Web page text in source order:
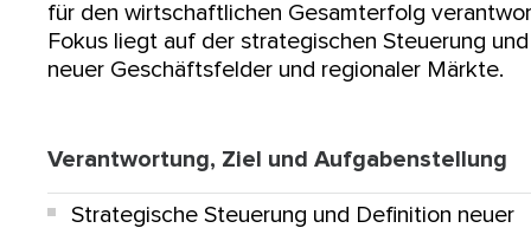
für den wirtschaftlichen Gesamterfolg
Fokus liegt auf der strategischen Steuerung
neuer Geschäftsfelder und regionaler Märkte.
Verantwortung, Ziel und Aufgabenstellung
Strategische Steuerung und Definition neuer